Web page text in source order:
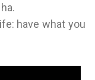
have what you